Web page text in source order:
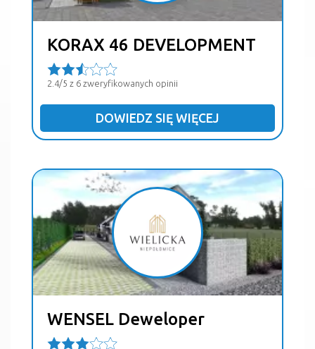
KORAX 46 DEVELOPMENT
2.4/5 z 6 zweryfikowanych opinii
DOWIEDZ SIĘ WIĘCEJ
WENSEL Deweloper